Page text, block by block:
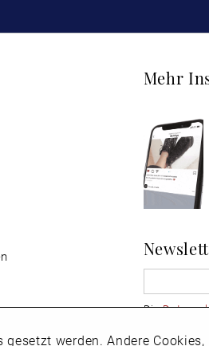
Mehr
Die
Hiervom
werden. Andere